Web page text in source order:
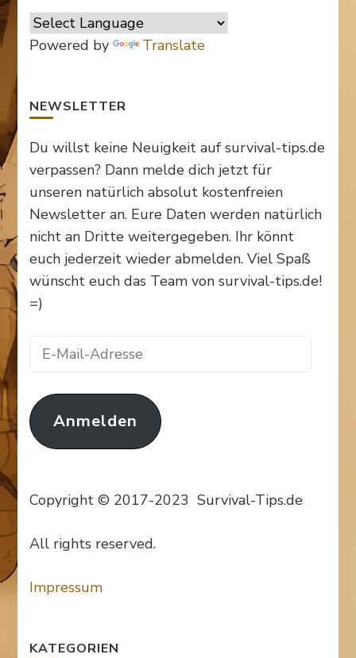
anzeigenanzeigen
anzeigen
Pinterest
anzeigen
Powered by Translate
NEWSLETTER
Du willst keine Neuigkeit auf survival-tips.de
verpassen? Dann melde dich jetzt für
unseren natürlich absolut kostenfreien
Newsletter an. Eure Daten werden natürlich
nicht an Dritte weitergegeben. Ihr könnt
euch jederzeit wieder abmelden. Viel Spaß
wünscht euch das Team von survival-tips.de!
=)
E-
Adresse
Anmelden
Copyright © 2017-2023 Survival-Tips.de
All rights reserved.
Impressum
KATEGORIEN